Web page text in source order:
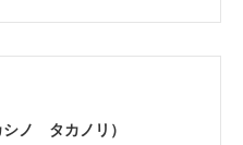
ノ タカノリ）